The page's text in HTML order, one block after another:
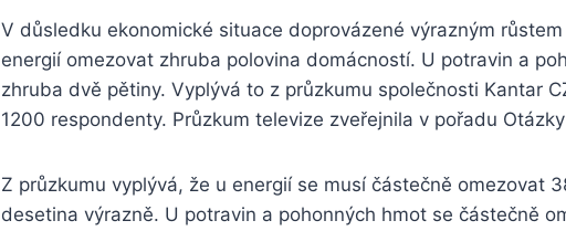
V důsledku ekonomické situace doprovázené výrazným
energií omezovat zhruba polovina domácností. U potravin a
zhruba dvě pětiny. Vyplývá to z průzkumu společnosti Kantar
1200 respondenty. Průzkum televize zveřejnila v pořadu
Z průzkumu vyplývá, že u energií se musí částečně omezovat
desetina výrazně. U potravin a pohonných hmot se částečně